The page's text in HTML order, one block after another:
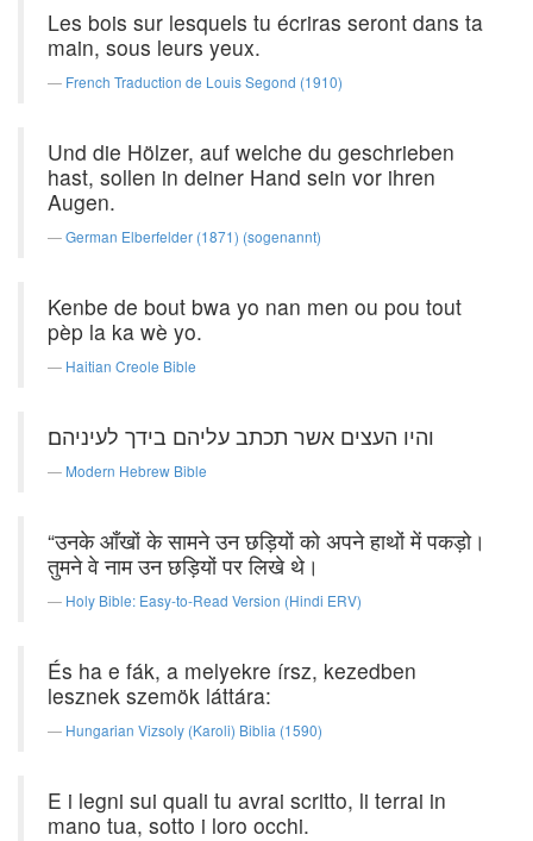
Les bois sur lesquels tu écriras seront dans ta
main, sous leurs yeux.
French Traduction de Louis Segond (1910)
Und die Hölzer, auf welche du geschrieben
hast, sollen in deiner Hand sein vor ihren
Augen.
German Elberfelder (1871) (sogenannt)
Kenbe de bout bwa yo nan men ou pou tout
pèp la ka wè yo.
Haitian Creole Bible
והיו העצים אשר תכתב עליהם בידך לעיניהם׃
Modern Hebrew Bible
“उनके आँखों के सामने उन छड़ियों को अपने हाथों में पकड़ो।
तुमने वे नाम उन छड़ियों पर लिखे थे।
Holy Bible: Easy-to-Read Version (Hindi ERV)
És ha e fák, a melyekre írsz, kezedben
lesznek szemök láttára:
Hungarian Vizsoly (Karoli) Biblia (1590)
E i legni sui quali tu avrai scritto, li terrai in
mano tua, sotto i loro occhi.